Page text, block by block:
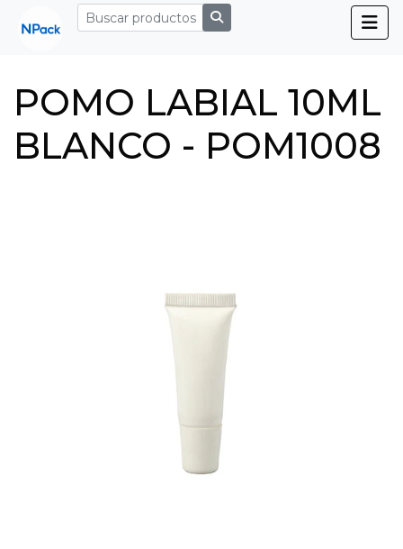
POMO LABIAL 10ML
BLANCO - POM1008